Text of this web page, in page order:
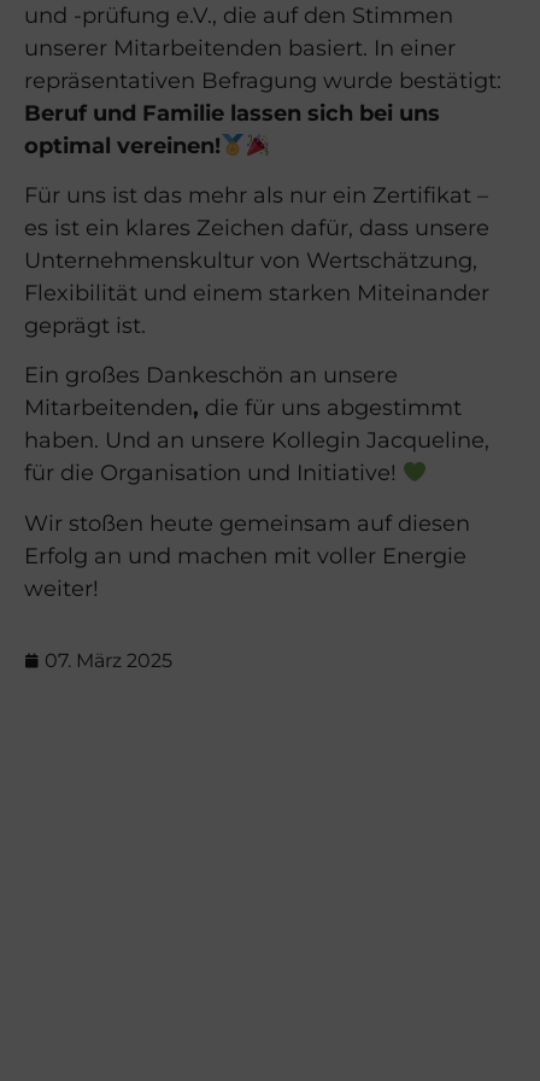
und -prüfung e.V., die auf den Stimmen
unserer Mitarbeitenden basiert. In einer
repräsentativen Befragung wurde bestätigt:
Beruf und Familie lassen sich bei uns
optimal vereinen!
Für uns ist das mehr als nur ein Zertifikat –
es ist ein klares Zeichen dafür, dass unsere
Unternehmenskultur von Wertschätzung,
Flexibilität und einem starken Miteinander
geprägt ist.
Ein großes Dankeschön an unsere
Mitarbeitenden, die für uns abgestimmt
haben. Und an unsere Kollegin Jacqueline,
für die Organisation und Initiative!
Wir stoßen heute gemeinsam auf diesen
Erfolg an und machen mit voller Energie
weiter!
07. März 2025